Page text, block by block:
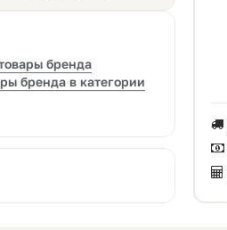
бренда
бренда в категории